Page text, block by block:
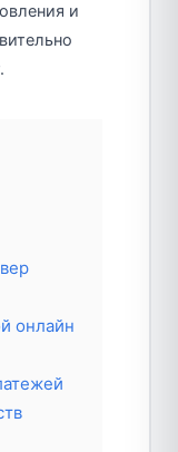
и
онлайн